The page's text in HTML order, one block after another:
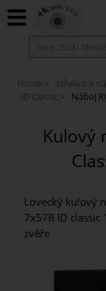
Home Střelivo a
ID Classic
Náboj
Kulový
Lovecký kulový
7x57R ID
zvěře